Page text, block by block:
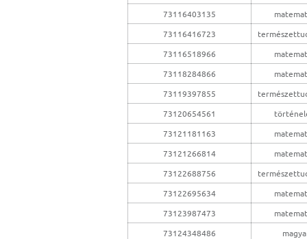
73116403135
73116416723
73116518966
73118284866
73119397855
73120654561
73121181163
73121266814
73122688756
73122695634
73123987473
73124348486